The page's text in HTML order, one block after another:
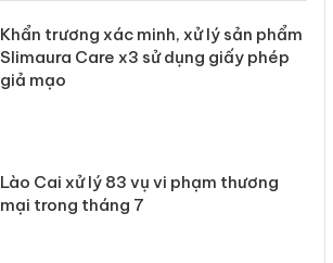
Khẩn trương xác minh, xử lý sản phẩm
Slimaura Care x3 sử dụng giấy phép
giả mạo
Lào Cai xử lý 83 vụ vi phạm thương
mại trong tháng 7